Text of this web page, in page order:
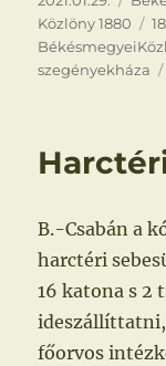
Közlöny 1880
szegényekháza
B.-Csabán a
harctéri
16 katona s 2
főorvos